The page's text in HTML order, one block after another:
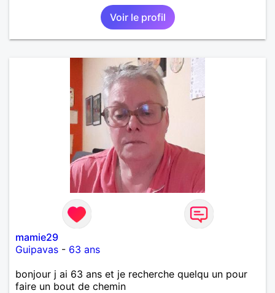
Voir le profil
mamie29
Guipavas - 63 ans
bonjour j ai 63 ans et je recherche quelqu un pour
faire un bout de chemin